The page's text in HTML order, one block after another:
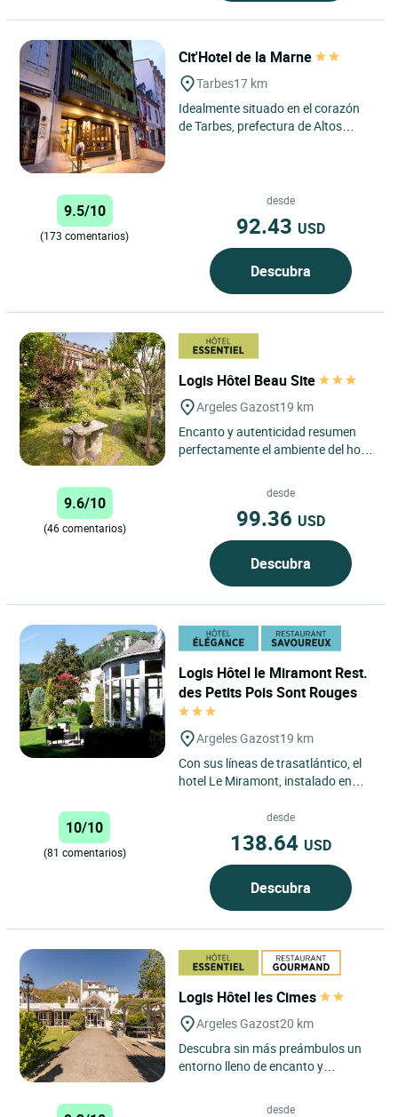
Cit'Hotel de la Marne
Tarbes17 km
Idealmente situado en el corazón
de Tarbes, prefectura de Altos
9.5/10
(173 comentarios)
desde
92.43 USD
Descubra
Logis Hôtel Beau Site
Argeles Gazost19 km
Encanto y autenticidad resumen
perfectamente el ambiente del hotel
pintoresca calle del casco antiguo...
9.6/10
(46 comentarios)
desde
99.36 USD
Descubra
Logis Hôtel le Miramont Rest.
des Petits Pois Sont Rouges
Argeles Gazost19 km
Con sus líneas de trasatlántico, el
hotel Le Miramont, instalado en
encuentra situado...
10/10
(81 comentarios)
desde
138.64 USD
Descubra
Logis Hôtel les Cimes
Argeles Gazost20 km
Descubra sin más preámbulos un
entorno lleno de encanto y
aportado recientemente un...
desde